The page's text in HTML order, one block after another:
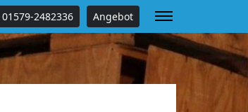
01579-2482336 Angebot